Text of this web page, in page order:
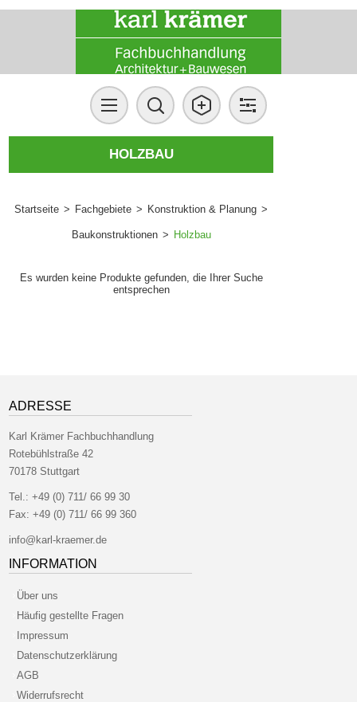
HOLZBAU
Startseite > Fachgebiete > Konstruktion & Planung >
Baukonstruktionen > Holzbau
Es wurden keine Produkte gefunden, die Ihrer Suche
entsprechen
ADRESSE
Karl Krämer Fachbuchhandlung
Rotebühlstraße 42
70178 Stuttgart
Tel.:+49 (0) 711/ 66 99 30
Fax: +49 (0) 711/ 66 99 360
info@karl-kraemer.de
INFORMATION
Über uns
Häufig gestellte Fragen
Impressum
Datenschutzerklärung
AGB
Widerrufsrecht